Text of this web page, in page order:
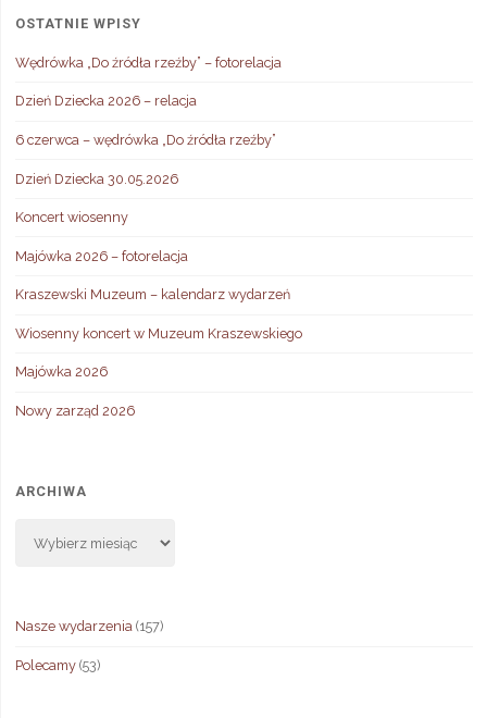
OSTATNIE WPISY
Wędrówka „Do źródła rzeźby” – fotorelacja
Dzień Dziecka 2026 – relacja
6 czerwca – wędrówka „Do źródła rzeźby”
Dzień Dziecka 30.05.2026
Koncert wiosenny
Majówka 2026 – fotorelacja
Kraszewski Muzeum – kalendarz wydarzeń
Wiosenny koncert w Muzeum Kraszewskiego
Majówka 2026
Nowy zarząd 2026
ARCHIWA
Nasze wydarzenia(157)
Polecamy(53)